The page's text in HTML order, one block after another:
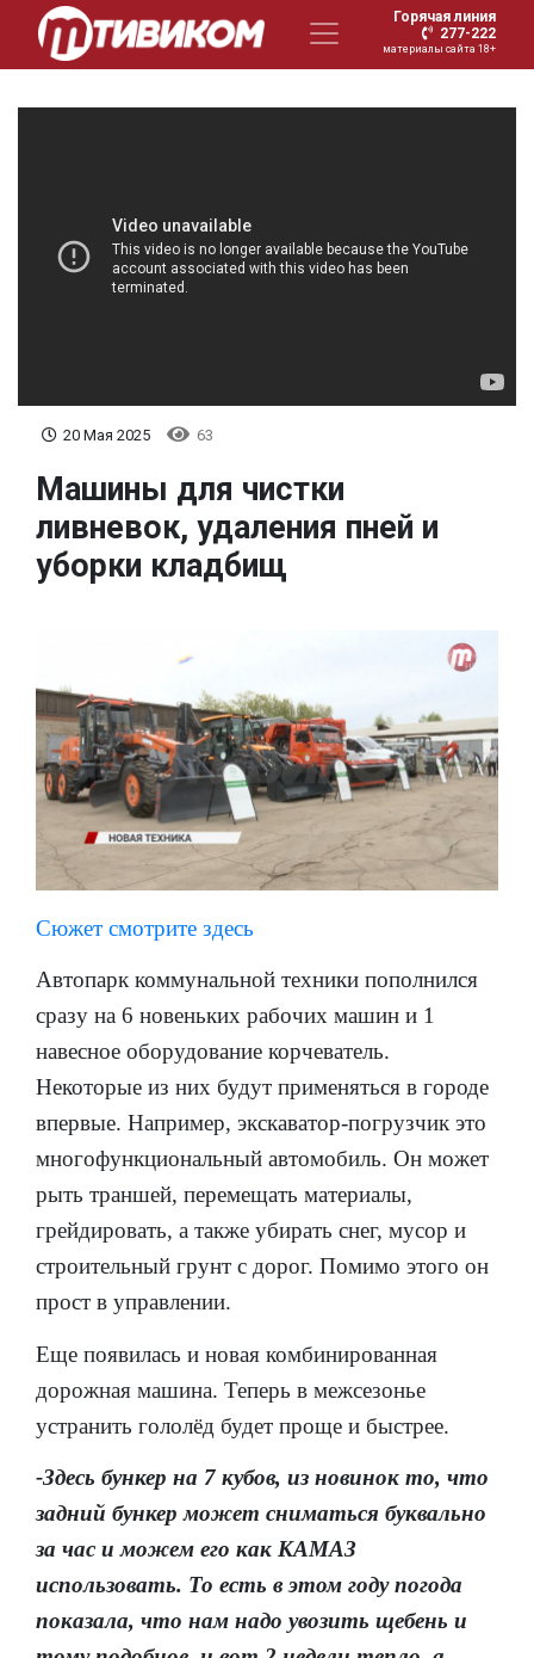
Горячая линия
277-222
материалы сайта 18+
20 Мая 2025 63
Машины для чистки
ливневок, удаления пней и
уборки кладбищ
Сюжет смотрите здесь
Автопарк коммунальной техники пополнился
сразу на 6 новеньких рабочих машин и 1
навесное оборудование корчеватель.
Некоторые из них будут применяться в городе
впервые. Например, экскаватор-погрузчик это
многофункциональный автомобиль. Он может
рыть траншей, перемещать материалы,
грейдировать, а также убирать снег, мусор и
строительный грунт с дорог. Помимо этого он
прост в управлении.
Еще появилась и новая комбинированная
дорожная машина. Теперь в межсезонье
устранить гололёд будет проще и быстрее.
-Здесь бункер на 7 кубов, из новинок то, что
задний бункер может сниматься буквально
за час и можем его как КАМАЗ
использовать. То есть в этом году погода
показала, что нам надо увозить щебень и